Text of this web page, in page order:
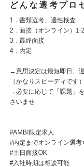
どんな選考プロ
1．書類選考、適性検査
2．面接（オンライン）1-
3．最終面接
4．内定
→意思決定は最短即日、
（かなりスピーディです）
→必要に応じて「課題」
さいませ
#AMBI限定求⼈
#内定までオンライン選考
#⼟⽇⾯接OK
#⼊社時期は相談可能